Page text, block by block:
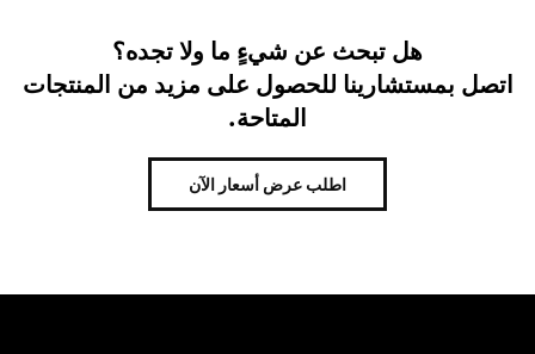
هل تبحث عن شيءٍ ما ولا تجده؟
اتصل بمستشارينا للحصول على مزيد من المنتجات
المتاحة.
اطلب عرض أسعار الآن